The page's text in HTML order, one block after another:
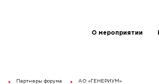
О мероприятии
Партнеры форума АО «ГЕНЕРИУМ»